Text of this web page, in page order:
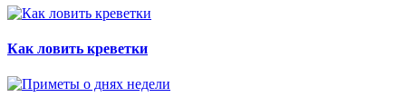
Как ловить креветки